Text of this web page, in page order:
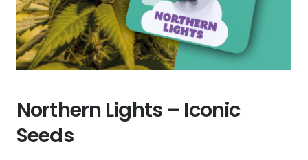
Northern Lights – Iconic
Seeds